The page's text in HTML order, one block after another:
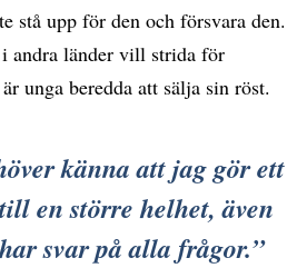
stå upp för den och försvara den.
andra länder vill strida för
unga beredda att sälja sin röst.
känna att jag gör ett
en större helhet, även
svar på alla frågor.